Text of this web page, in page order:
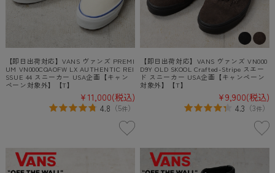
【即日出荷対応】VANS ヴァンズ PREMI
UM VN000CQAOFW LX AUTHENTIC REI
SSUE 44 スニーカー USA企画【キャン
ペーン対象外】【T】
¥11,000(税込)
4.8 （5件）
【即日出荷対応】VANS ヴァンズ VN000
D9Y OLD SKOOL Crafted-Stripe スエー
ド スニーカー USA企画【キャンペーン
対象外】【T】
¥9,900(税込)
4.3 （3件）